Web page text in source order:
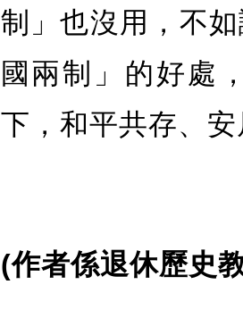
制」也沒用，不
國兩制」的好處
下，和平共存、
(作者係退休歷史